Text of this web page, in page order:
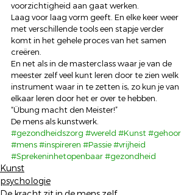
voorzichtigheid aan gaat werken.
Laag voor laag vorm geeft. En elke keer weer
met verschillende tools een stapje verder
komt in het gehele proces van het samen
creëren.
En net als in de masterclass waar je van de
meester zelf veel kunt leren door te zien welk
instrument waar in te zetten is, zo kun je van
elkaar leren door het er over te hebben.
“Übung macht den Meister!”
De mens als kunstwerk.
#gezondheidszorg #wereld #Kunst #gehoor
#mens#inspireren #Passie#vrijheid
#Sprekeninhetopenbaar#gezondheid
Kunst
psychologie